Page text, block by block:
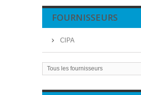
FOURNISSEURS
CIPA
Tous les fournisseurs